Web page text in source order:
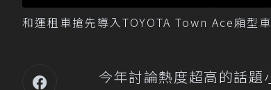
和運租車搶先導入TOYOTA Town Ace廂型
今年討論熱度超高的話題